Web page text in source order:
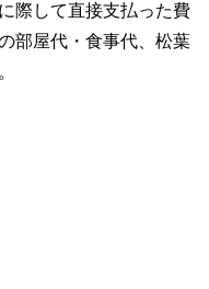
際して直接支払った費
部屋代・食事代、松葉